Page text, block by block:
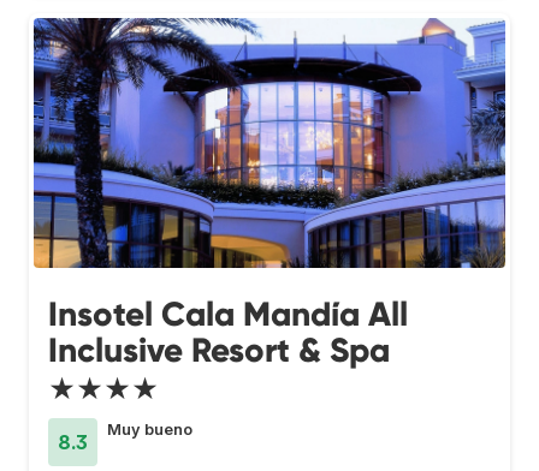
Insotel Cala Mandía All
Inclusive Resort & Spa
★★★★
8.3
Muy bueno